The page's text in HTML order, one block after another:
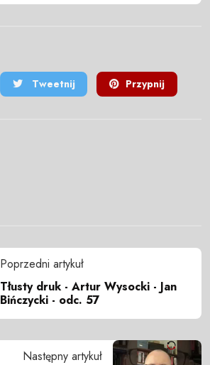
Tweetnij Przypnij
Poprzedni artykuł
Tłusty druk - Artur Wysocki - Jan
Bińczycki - odc. 57
Następny artykuł